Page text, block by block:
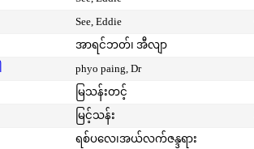
See, Eddie
အာရင်ဘတ်၊ အီလျာ
phyo paing, Dr
မြသန်းတင့်
မြင့်သန်း
ရစ်ပလေ၊အယ်လက်ဇန္ဒရား